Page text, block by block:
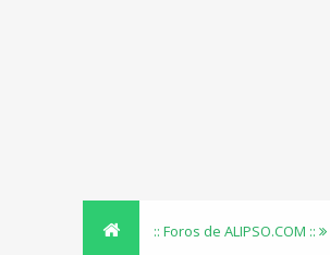
:: Foros de ALIPSO.COM ::